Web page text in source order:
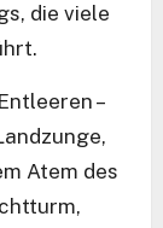
die viele
–
Atem des